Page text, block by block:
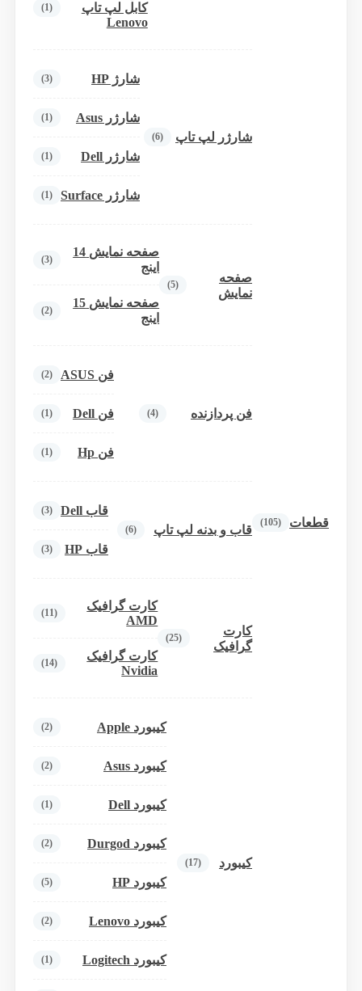
قطعات (105)
کابل لپ تاپ
Lenovo
(1)
شارژر لپ تاپ (6)
شارژ HP (3)
شارژر Asus (1)
شارژر Dell (1)
شارژر Surface (1)
صفحه
نمایش
(5)
صفحه نمایش 14
اینج
(3)
صفحه نمایش 15
اینج
(2)
فن پردازنده (4)
فن ASUS (2)
فن Dell (1)
فن Hp (1)
قاب و بدنه لپ تاپ (6)
قاب Dell (3)
قاب HP (3)
کارت
گرافیک
(25)
کارت گرافیک
AMD
(11)
کارت گرافیک
Nvidia
(14)
کیبورد (17)
کیبورد Apple (2)
کیبورد Asus (2)
کیبورد Dell (1)
کیبورد Durgod (2)
کیبورد HP (5)
کیبورد Lenovo (2)
کیبورد Logitech (1)